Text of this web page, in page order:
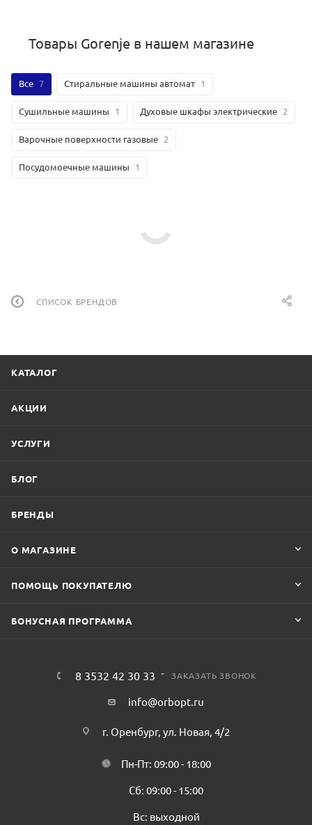
Товары Gorenje в нашем магазине
Все 7 Стиральные машины автомат 1
Сушильные машины 1 Духовые шкафы электрические 2
Варочные поверхности газовые 2
Посудомоечные машины 1
СПИСОК БРЕНДОВ
КАТАЛОГ
АКЦИИ
УСЛУГИ
БЛОГ
БРЕНДЫ
О МАГАЗИНЕ
ПОМОЩЬ ПОКУПАТЕЛЮ
БОНУСНАЯ ПРОГРАММА
8 3532 42 30 33 ЗАКАЗАТЬ ЗВОНОК
info@orbopt.ru
г. Оренбург, ул. Новая, 4/2
Пн-Пт: 09:00 - 18:00
Сб: 09:00 - 15:00
Вс: выходной